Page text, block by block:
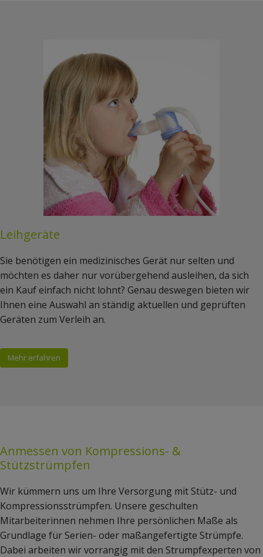
Leihgeräte
Sie benötigen ein medizinisches Gerät nur selten und
möchten es daher nur vorübergehend ausleihen, da sich
ein Kauf einfach nicht lohnt? Genau deswegen bieten wir
Ihnen eine Auswahl an ständig aktuellen und geprüften
Geräten zum Verleih an.
Mehr erfahren
Anmessen von Kompressions- &
Stützstrümpfen
Wir kümmern uns um Ihre Versorgung mit Stütz- und
Kompressionsstrümpfen. Unsere geschulten
Mitarbeiterinnen nehmen Ihre persönlichen Maße als
Grundlage für Serien- oder maßangefertigte Strümpfe.
Dabei arbeiten wir vorrangig mit den Strumpfexperten von